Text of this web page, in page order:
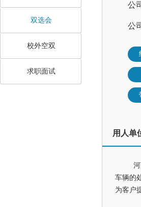
双选会
校外空双
求职面试
公
公
用人单
车辆的
为客户